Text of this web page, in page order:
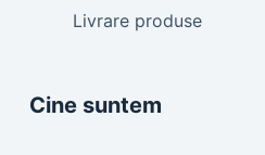
Livrare produse
Cine suntem